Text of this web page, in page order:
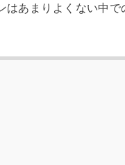
はあまりよくない中